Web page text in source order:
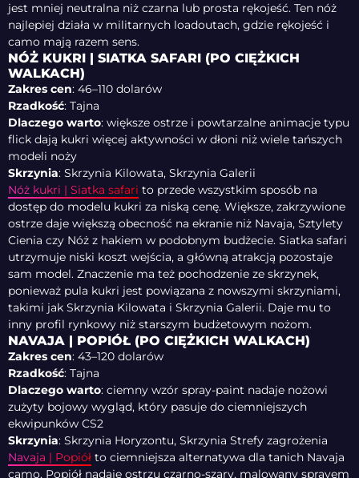
jest mniej neutralna niż czarna lub prosta rękojeść. Ten nóż
najlepiej działa w militarnych loadoutach, gdzie rękojeść i
camo mają razem sens.
NÓŻ KUKRI | SIATKA SAFARI (PO CIĘŻKICH
WALKACH)
Zakres cen: 46–110 dolarów
Rzadkość: Tajna
Dlaczego warto: większe ostrze i powtarzalne animacje typu
flick dają kukri więcej aktywności w dłoni niż wiele tańszych
modeli noży
Skrzynia: Skrzynia Kilowata, Skrzynia Galerii
Nóż kukri | Siatka safari to przede wszystkim sposób na
dostęp do modelu kukri za niską cenę. Większe, zakrzywione
ostrze daje większą obecność na ekranie niż Navaja, Sztylety
Cienia czy Nóż z hakiem w podobnym budżecie. Siatka safari
utrzymuje niski koszt wejścia, a główną atrakcją pozostaje
sam model. Znaczenie ma też pochodzenie ze skrzynek,
ponieważ pula kukri jest powiązana z nowszymi skrzyniami,
takimi jak Skrzynia Kilowata i Skrzynia Galerii. Daje mu to
inny profil rynkowy niż starszym budżetowym nożom.
NAVAJA | POPIÓŁ (PO CIĘŻKICH WALKACH)
Zakres cen: 43–120 dolarów
Rzadkość: Tajna
Dlaczego warto: ciemny wzór spray-paint nadaje nożowi
zużyty bojowy wygląd, który pasuje do ciemniejszych
ekwipunków CS2
Skrzynia: Skrzynia Horyzontu, Skrzynia Strefy zagrożenia
Navaja | Popiół to ciemniejsza alternatywa dla tanich Navaja
camo. Popiół nadaje ostrzu czarno-szary, malowany sprayem